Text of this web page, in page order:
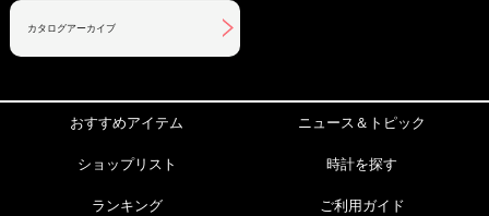
カタログアーカイブ
おすすめアイテム ニュース＆トピック
ショップリスト 時計を探す
ランキング ご利用ガイド